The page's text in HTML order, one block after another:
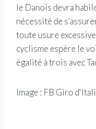
le Danois devra
nécessité de
toute usure
cyclisme espère le
égalité à trois avec
Image : FB Giro